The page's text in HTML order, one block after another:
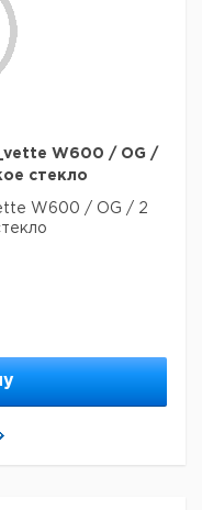
W600 / OG /
стекло
W600 / OG / 2